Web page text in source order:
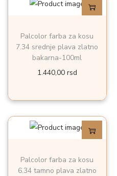
Palcolor farba za kosu
7.34 srednje plava zlatno
bakarna-100ml
1.440,00 rsd
Palcolor farba za kosu
6.34 tamno plava zlatno